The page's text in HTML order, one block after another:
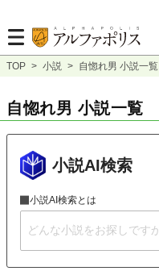
TOP > 小説 > 自惚れ男 小説一覧
自惚れ男 小説一覧
小説AI検索
小説AI検索とは